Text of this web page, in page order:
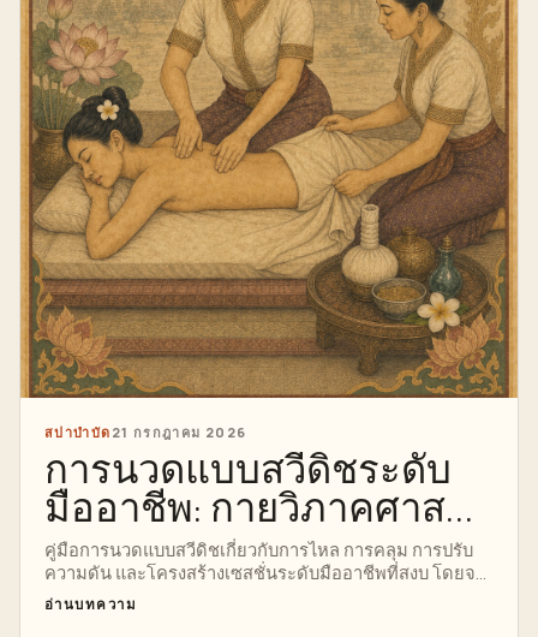
สปาบำบัด 21 กรกฎาคม 2026
การนวดแบบสวีดิชระดับ
มืออาชีพ: กายวิภาคศาสตร์
การคลุมตัว และการ
ควบคุมแรงกดทับ
คู่มือการนวดแบบสวีดิชเกี่ยวกับการไหล การคลุม การปรับ
ความดัน และโครงสร้างเซสชั่นระดับมืออาชีพที่สงบ โดยจะ
แสดงสิ่งที่นักเรียนควรประเมิน ปรับตัว และหยุดก่อนที่
อ่านบทความ